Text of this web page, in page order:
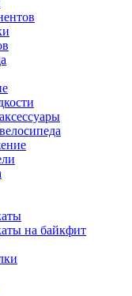
на байкфит